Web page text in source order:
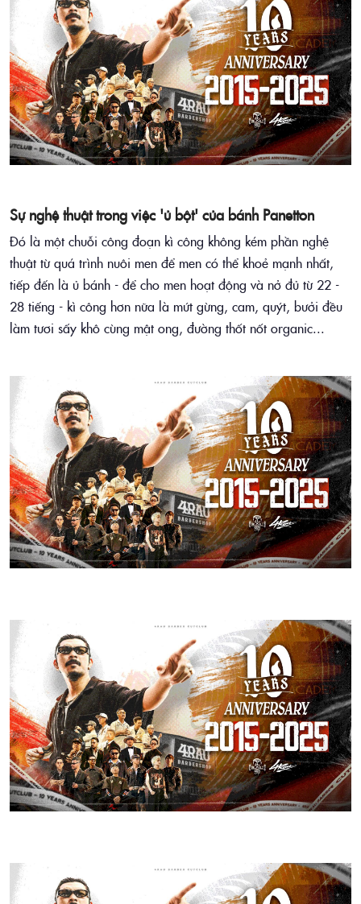
Sự nghệ thuật trong việc 'ủ bột' của bánh Panetton
Đó là một chuỗi công đoạn kì công không kém phần nghệ
thuật từ quá trình nuôi men để men có thể khoẻ mạnh nhất,
tiếp đến là ủ bánh - để cho men hoạt động và nở đủ từ 22 -
28 tiếng - kì công hơn nữa là mứt gừng, cam, quýt, bưởi đều
làm tươi sấy khô cùng mật ong, đường thốt nốt organic...